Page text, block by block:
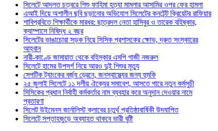
সিলেটে আদলত চত্বরে শিশু ফাহিমা হত্যা মামলার আসামির ওপর ফের হামলা
এআই দিয়ে অশালীন ছবি ছড়ানোর অভিযোগ সিলেটের কনটেন্ট ক্রিয়েটর রাফিয়ার
শাবিপ্রবিতে শিক্ষার্থীকে মারধর: ছাত্রদল নেতা হাসিবুর ও তারেক বহিষ্কার,
ক্যাম্পাসে নিষিদ্ধ ২ বছর
সিলেটের ভাঙাচোরা সড়ক নিয়ে সিসিক প্রশাসকের ক্ষোভ, দ্রুত সংস্কারের
আহ্বান
নারী-কাণ্ডে জামায়াত থেকে বহিস্কার এমপি গাজী নজরুল
সিলেটে হামের উপসর্গ নিয়ে আরও দুই শিশুর মৃত্যু
সেপটিক ট্যাংকের বর্জ্য ড্রেনে, জনস্বাস্থ্যের জন্য হুমকি
২৫ জুলাই সিলেটে ১১ দলীয় ঐক্যের সমাবেশ, আসতে পারে নতুন কর্মসুচী
সিসিকের প্রধান নির্বাহী কর্মকর্তার নাম ব্যবহার করে অনুদান দেওয়ার নামে
প্রতারণা
সিলেট উইমেনস জার্নালিস্ট ক্লাবের চতুর্থ প্রতিষ্ঠাবার্ষিকী উদযাপিত
সিলেটে সপ্তাহজুড়ে অব্যাহত থাকবে ভারী বৃষ্টি